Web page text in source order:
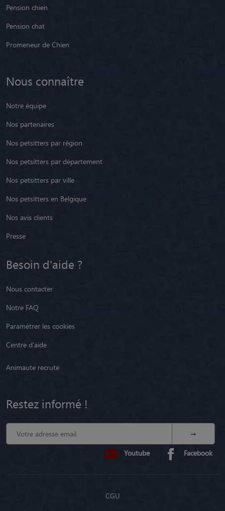
Pension chien
Pension chat
Promeneur de Chien
Nous connaître
Notre équipe
Nos partenaires
Nos petsitters par région
Nos petsitters par département
Nos petsitters par ville
Nos petsitters en Belgique
Nos avis clients
Presse
Besoin d'aide ?
Nous contacter
Notre FAQ
Paramétrer les cookies
Centre d'aide
Animaute recrute
Restez informé !
Youtube Facebook
CGU